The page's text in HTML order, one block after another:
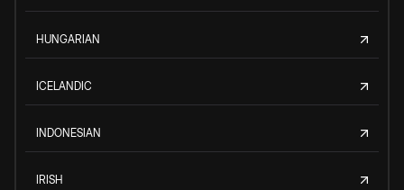
HUNGARIAN
ICELANDIC
INDONESIAN
IRISH